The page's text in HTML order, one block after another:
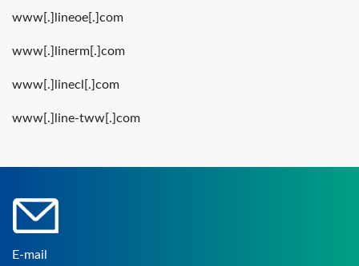
www[.]lineoe[.]com
www[.]linerm[.]com
www[.]linecl[.]com
www[.]line-tww[.]com
E-mail